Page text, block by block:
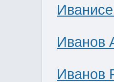
Иванов
Иванов